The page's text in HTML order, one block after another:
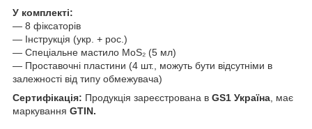
У комплекті:
— 8 фіксаторів
— Інструкція (укр. + рос.)
— Спеціальне мастило MoS₂ (5 мл)
— Проставочні пластини (4 шт., можуть бути відсутніми в
залежності від типу обмежувача)
Сертифікація: Продукція зареєстрована в GS1 Україна , має
маркування GTIN.